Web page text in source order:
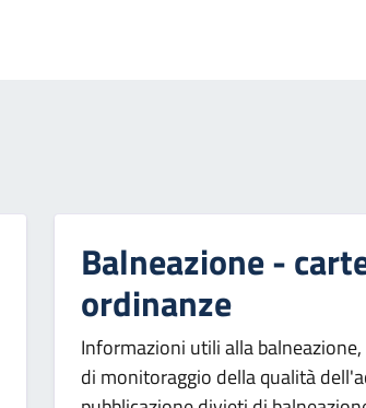
Balneazione -
ordinanze
Informazioni utili alla
di monitoraggio della qualità